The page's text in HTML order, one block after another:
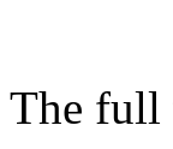
The full